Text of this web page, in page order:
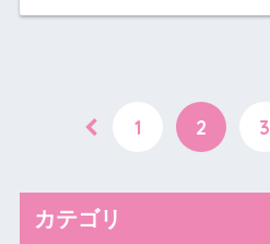
1 2 3
カテゴリ